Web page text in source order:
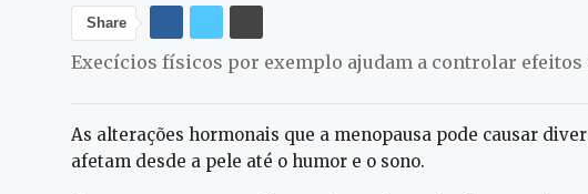
Share
Execícios físicos por exemplo ajudam a controlar efeitos
As alterações hormonais que a menopausa pode causar
afetam desde a pele até o humor e o sono.